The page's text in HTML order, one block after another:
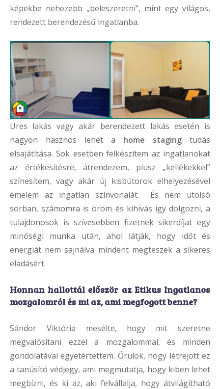
képekbe nehezebb „beleszeretni”, mint egy világos,
rendezett berendezésű ingatlanba.
Üres lakás vagy akár berendezett lakás esetén is
nagyon hasznos lehet a home staging tudás
elsajátítása. Sok esetben felkészítem az ingatlanokat
az értékesítésre, átrendezem, plusz „kellékekkel”
színesítem, vagy akár új kisbútorok elhelyezésével
emelem az ingatlan színvonalát. És nem utolsó
sorban, számomra is öröm és kihívás így dolgozni, a
tulajdonosok is szívesebben fizetnek sikerdíjat egy
minőségi munka után, ahol látják, hogy időt és
energiát nem sajnálva mindent megteszek a sikeres
eladásért.
Honnan hallottál először az Etikus Ingatlanos
mozgalomról és mi az, ami megfogott benne?
Sándor Viktória mesélte, hogy mit szeretne
megvalósítani ezzel a mozgalommal, és minden
gondolatával egyetértettem. Örülök, hogy létrejött ez
a tanúsító védjegy, ami megmutatja, hogy kiben lehet
megbízni, és ki az, aki felvállalja, hogy átvilágítható